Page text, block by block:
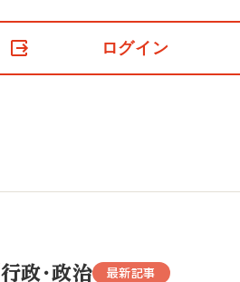
ログイン
行政・政治 最新記事